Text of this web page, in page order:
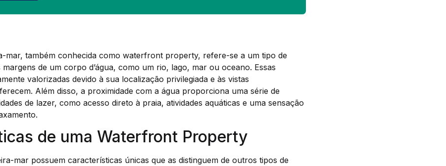
mar, também conhecida como waterfront property, refere-se a um tipo de
de um corpo d’água, como um rio, lago, mar ou oceano. Essas
valorizadas devido à sua localização privilegiada e às vistas
Além disso, a proximidade com a água proporciona uma série de
de lazer, como acesso direto à praia, atividades aquáticas e uma sensação
de uma Waterfront Property
mar possuem características únicas que as distinguem de outros tipos de